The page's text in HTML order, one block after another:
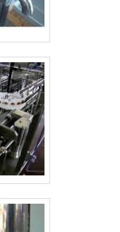
de ponta,
e
com ótima
custo-
a empresa
e
A Pharma
que tem
positiva no
que
de